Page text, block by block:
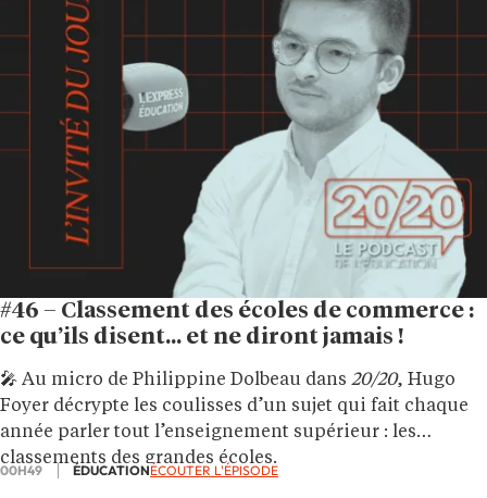
#46 – Classement des écoles de commerce :
ce qu’ils disent… et ne diront jamais !
🎤 Au micro de Philippine Dolbeau dans 20/20, Hugo
Foyer décrypte les coulisses d’un sujet qui fait chaque
année parler tout l’enseignement supérieur : les
classements des grandes écoles.
00H49 ÉDUCATIONÉCOUTER L'ÉPISODE